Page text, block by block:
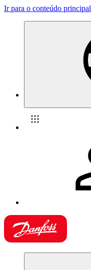
Ir para o conteúdo principal